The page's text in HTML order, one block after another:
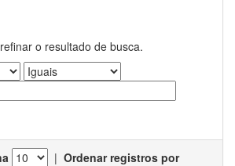
o resultado de busca.
| Ordenar registros por